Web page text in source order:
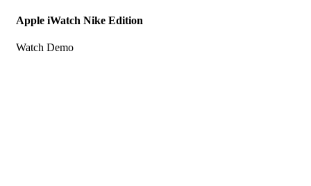
Apple iWatch Nike Edition
Watch Demo